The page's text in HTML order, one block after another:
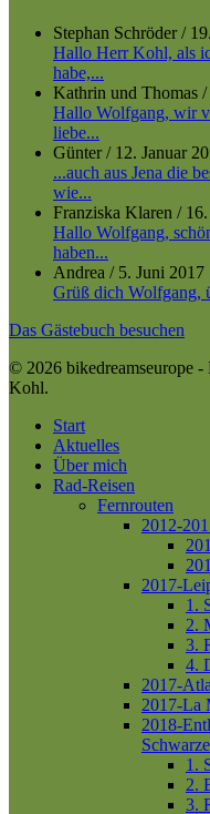
Stephan Schröder/
Hallo Herr Kohl, als
habe,...
Kathrin und Thomas /
Hallo Wolfgang, wir
liebe...
Günter/ 12. Januar
...auch aus Jena die
wie...
Franziska Klaren /
Hallo Wolfgang,
haben...
Andrea / 5. Juni 2017
Grüß dich Wolfgang,
Das Gästebuch besuchen
© 2026 bikedreamseurope -
Kohl.
Close
Menu
Start
Aktuelles
Über mich
Rad-Reisen
Fernrouten
2012-
2017-
1.
2.
3.
4.
2017-
2017-La
2018-
1.
2.
3.